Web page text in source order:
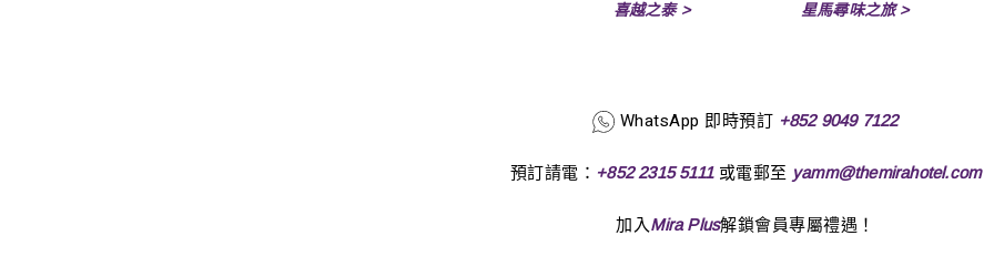
喜越之泰 > 星馬尋味之旅 >
WhatsApp 即時預訂 +852 9049 7122
預訂請電： +852 2315 5111或電郵至 yamm@themirahotel.com
加入Mira Plus解鎖會員專屬禮遇！